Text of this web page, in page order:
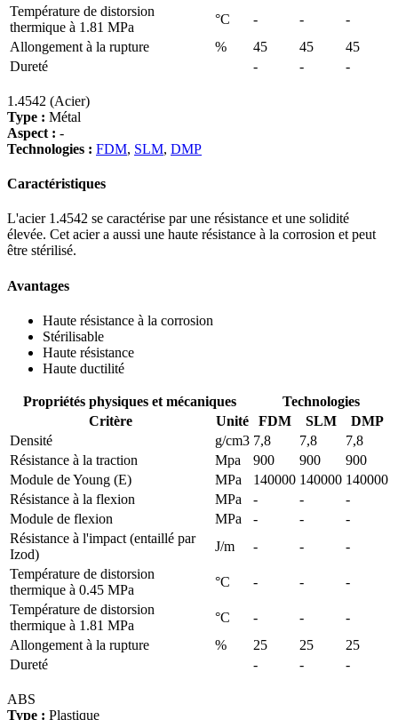
Température de distorsion
thermique à 1.81 MPa
°C - -
-
Allongement à la rupture
% 45 45
45
Dureté
- - -
1.4542 (Acier)
Type : Métal
Aspect : -
Technologies : FDM, SLM, DMP
Caractéristiques
L'acier 1.4542 se caractérise par une résistance et une solidité
élevée. Cet acier a aussi une haute résistance à la corrosion et peut
être stérilisé.
Avantages
Haute résistance à la corrosion
Stérilisable
Haute résistance
Haute ductilité
Propriétés physiques et mécaniques
Technologies
Critère
Unité FDM SLM
DMP
Densité
g/cm3 7,8 7,8
7,8
Résistance à la traction
Mpa 900 900
900
Module de Young (E)
MPa 140000 140000 140000
Résistance à la flexion
MPa - -
-
Module de flexion
MPa - -
-
Résistance à l'impact (entaillé par
Izod)
J/m - -
-
Température de distorsion
thermique à 0.45 MPa
°C - -
-
Température de distorsion
thermique à 1.81 MPa
°C - -
-
Allongement à la rupture
% 25 25
25
Dureté
- - -
ABS
Type : Plastique